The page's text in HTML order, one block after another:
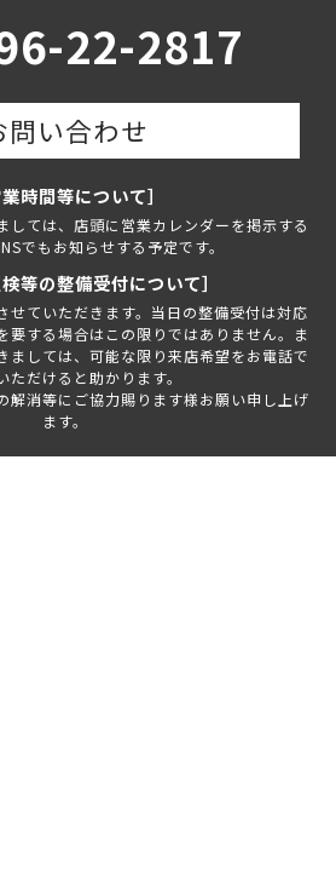
22-2817
問い合わせ
業時間等について］
ては、店頭に営業カレンダーを掲示する
でもお知らせする予定です。
検等の整備受付について］
せていただきます。当日の整備受付は対応
要する場合はこの限りではありません。ま
ましては、可能な限り来店希望をお電話で
ただけると助かります。
解消等にご協力賜ります様お願い申し上げ
ます。